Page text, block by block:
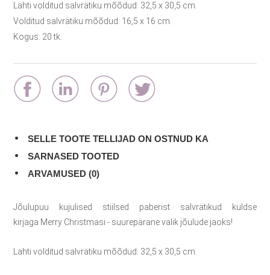
Lahti volditud salvrätiku mõõdud: 32,5 x 30,5 cm.
Volditud salvrätiku mõõdud: 16,5 x 16 cm.
Kogus: 20 tk.
SELLE TOOTE TELLIJAD ON OSTNUD KA
SARNASED TOOTED
ARVAMUSED (0)
Jõulupuu kujulised stiilsed paberist salvrätikud kuldse
kirjaga Merry Christmasi - suurepärane valik jõulude jaoks!
Lahti volditud salvrätiku mõõdud: 32,5 x 30,5 cm.